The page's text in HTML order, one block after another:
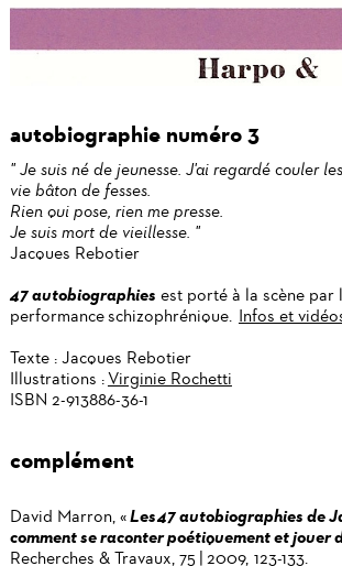
autobiographie numéro 3
" Je suis né de jeunesse. J'ai regardé couler
vie bâton de fesses.
Rien qui pose, rien me presse.
Je suis mort de vieillesse. "
Jacques Rebotier
47 autobiographies est porté à la scène par
performanceschizophrénique. Infos et
Texte : Jacques Rebotier
Illustrations :Virginie Rochetti
ISBN 2-913886-36-1
complément
David Marron, «Les 47 autobiographies de
comment se raconter poétiquement et jouer
Recherches & Travaux, 75 | 2009, 123-133.